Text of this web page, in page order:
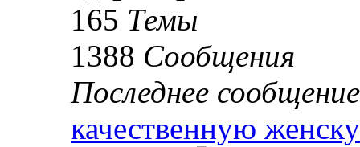
165 Темы
1388 Сообщения
Последнее сообщение
качественную